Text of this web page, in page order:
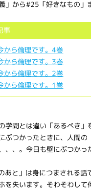
」から#25「好きなもの」
事
から倫理です。4巻
から倫理です。3巻
から倫理です。2巻
から倫理です。1巻
学問とは違い「あるべき
ぶつかったときに、人間
、、。今日も壁にぶつかっ
あと」は身につまされる話
を失います。そわそわし